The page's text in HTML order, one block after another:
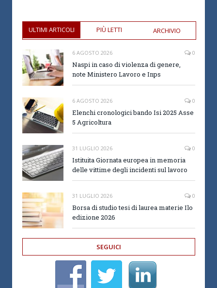
ULTIMI ARTICOLI PIÙ LETTI ARCHIVIO
6 AGOSTO 2026 0
Naspi in caso di violenza di genere,
note Ministero Lavoro e Inps
6 AGOSTO 2026 0
Elenchi cronologici bando Isi 2025 Asse
5 Agricoltura
31 LUGLIO 2026 0
Istituita Giornata europea in memoria
delle vittime degli incidenti sul lavoro
31 LUGLIO 2026 0
Borsa di studio tesi di laurea materie Ilo
edizione 2026
SEGUICI